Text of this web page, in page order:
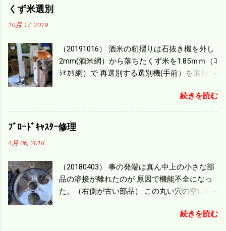
機の容量、籾摺りの能力などのバランスの問
題で 今の機種で満足している。 というより買
った時はまだ耕作面積が少なく手が出せ 無か
のがある。キャビン付きだから一度は乗って
みたいと思う。 町内では5条刈りの100㎰で作
業する人がいる。 秋作業は儲かるというのが
くず米選別
10月 17, 2019
（20191016） 酒米の籾摺りは石抜き機を外し
2mm(酒米網）から落ちたくず米を1.85ｍｍ（ｺ
ｼﾋｶﾘ網）で 再選別する選別機(手前）を追加す
ず米より2倍近い値段になる。 後で選別するの
には手間がかかるので 一度に選別するやり方
を随分前からこの方式にした。 今年は酒米30
㎏を40袋したところで未熟が3袋出る。 1.85ｍ
めるほど忙しい。 広島県の作況指数は98だと
いう。 実感としては90が正しいと思うが こん
な年はくず米が多い。 食協という米を扱う会
と8月の酷暑、あげくウンカの被害と トリプル
続きを読む
ﾌﾞﾛｰﾄﾞｷｬｽﾀｰ修理
4月 06, 2018
（20180403） 事の発端は真ん中上の小さな部
品の溶接が離れたのが 原因で機能不全になっ
た。（右側が古い部品） この丸い穴の空いた
下を調整するシャッターになっている。 シャ
続きを読む